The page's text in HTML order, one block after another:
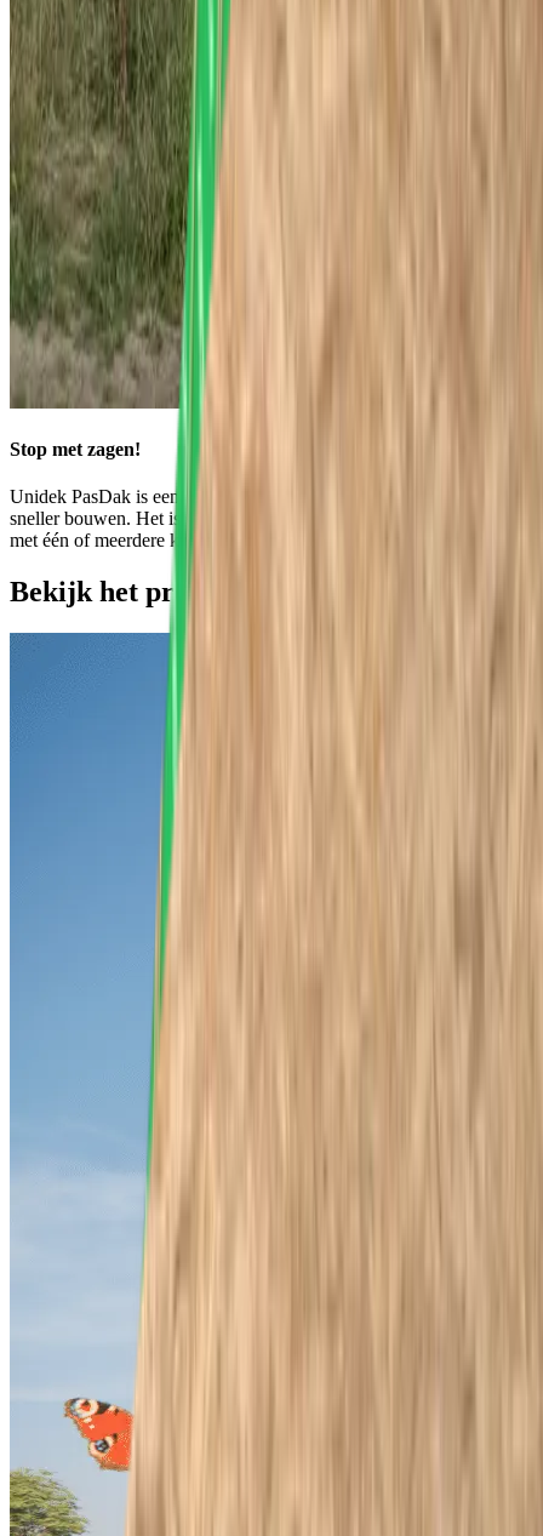
Stop met zagen!
Unidek PasDak is een pasklaar antwoord op de vraag naar beter en
sneller bouwen. Het is dé oplossing bij complexere dakconstructies
met één of meerdere kepers.
Bekijk het project